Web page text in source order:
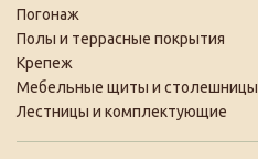
Погонаж
Полы и террасные покрытия
Крепеж
Мебельные щиты и столешницы
Лестницы и комплектующие